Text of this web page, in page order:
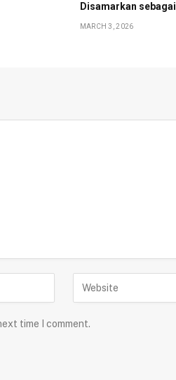
Disamarkan
MARCH 3, 2026
time I comment.